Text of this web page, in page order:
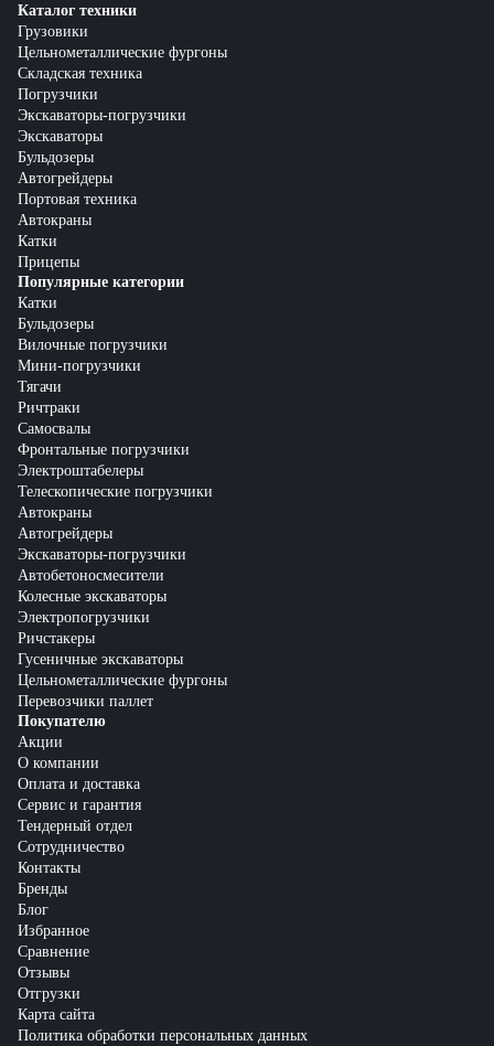
Каталог техники
Грузовики
Цельнометаллические фургоны
Складская техника
Погрузчики
Экскаваторы-погрузчики
Экскаваторы
Бульдозеры
Автогрейдеры
Портовая техника
Автокраны
Катки
Прицепы
Популярные категории
Катки
Бульдозеры
Вилочные погрузчики
Мини-погрузчики
Тягачи
Ричтраки
Самосвалы
Фронтальные погрузчики
Электроштабелеры
Телескопические погрузчики
Автокраны
Автогрейдеры
Экскаваторы-погрузчики
Автобетоносмесители
Колесные экскаваторы
Электропогрузчики
Ричстакеры
Гусеничные экскаваторы
Цельнометаллические фургоны
Перевозчики паллет
Покупателю
Акции
О компании
Оплата и доставка
Сервис и гарантия
Тендерный отдел
Сотрудничество
Контакты
Бренды
Блог
Избранное
Сравнение
Отзывы
Отгрузки
Карта сайта
Политика обработки персональных данных